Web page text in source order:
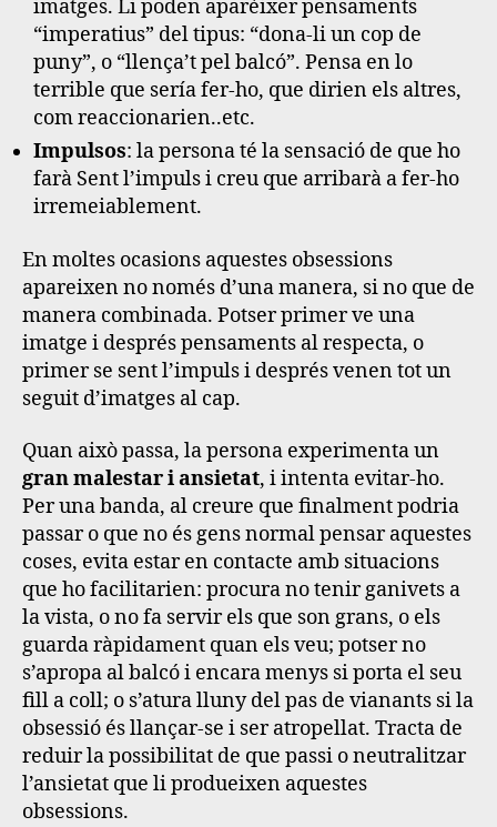
imatges. Li poden aparèixer pensaments
“imperatius” del tipus: “dona-li un cop de
puny”, o “llença’t pel balcó”. Pensa en lo
terrible que sería fer-ho, que dirien els altres,
com reaccionarien..etc.
Impulsos: la persona té la sensació de que ho
farà Sent l’impuls i creu que arribarà a fer-ho
irremeiablement.
En moltes ocasions aquestes obsessions
apareixen no només d’una manera, si no que de
manera combinada. Potser primer ve una
imatge i després pensaments al respecta, o
primer se sent l’impuls i després venen tot un
seguit d’imatges al cap.
Quan això passa, la persona experimenta un
gran malestar i ansietat, i intenta evitar-ho.
Per una banda, al creure que finalment podria
passar o que no és gens normal pensar aquestes
coses, evita estar en contacte amb situacions
que ho facilitarien: procura no tenir ganivets a
la vista, o no fa servir els que son grans, o els
guarda ràpidament quan els veu; potser no
s’apropa al balcó i encara menys si porta el seu
fill a coll; o s’atura lluny del pas de vianants si la
obsessió és llançar-se i ser atropellat. Tracta de
reduir la possibilitat de que passi o neutralitzar
l’ansietat que li produeixen aquestes
obsessions.